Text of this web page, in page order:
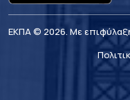
ΕΚΠΑ © 2026. Με